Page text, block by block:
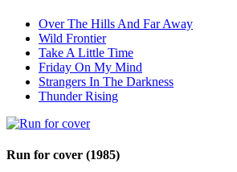
Over The Hills And Far Away
Wild Frontier
Take A Little Time
Friday On My Mind
Strangers In The Darkness
Thunder Rising
Run for cover (1985)